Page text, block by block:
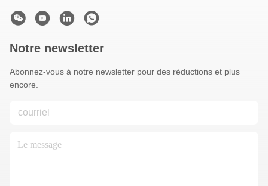
Notre newsletter
Abonnez-vous à notre newsletter pour des réductions et plus
encore.